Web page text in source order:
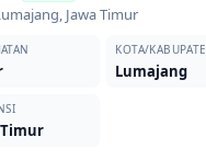
, Jawa Timur
KOTA/
Lumajang
Timur